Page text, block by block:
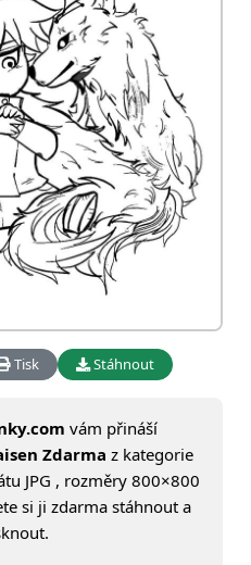
Tisk Stáhnout
vám přináší
Zdarma z kategorie
JPG , rozměry 800×800
si ji zdarma stáhnout a